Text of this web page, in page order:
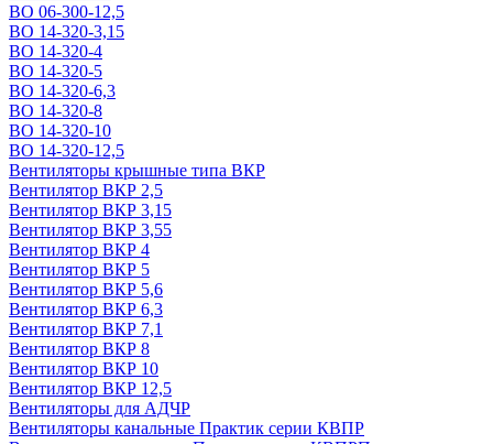
ВО 06-300-12,5
ВО 14-320-3,15
ВО 14-320-4
ВО 14-320-5
ВО 14-320-6,3
ВО 14-320-8
ВО 14-320-10
ВО 14-320-12,5
Вентиляторы крышные типа ВКР
Вентилятор ВКР 2,5
Вентилятор ВКР 3,15
Вентилятор ВКР 3,55
Вентилятор ВКР 4
Вентилятор ВКР 5
Вентилятор ВКР 5,6
Вентилятор ВКР 6,3
Вентилятор ВКР 7,1
Вентилятор ВКР 8
Вентилятор ВКР 10
Вентилятор ВКР 12,5
Вентиляторы для АДЧР
Вентиляторы канальные Практик серии КВПР